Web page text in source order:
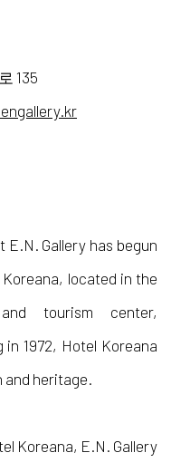
135
Gallery has begun
located in the
tourism center,
1972, Hotel Koreana
and heritage.
Koreana, E.N. Gallery